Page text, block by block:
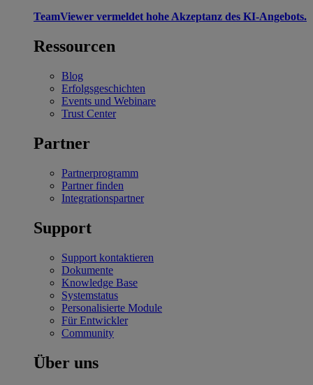
TeamViewer vermeldet hohe Akzeptanz des KI-Angebots.
Ressourcen
Blog
Erfolgsgeschichten
Events und Webinare
Trust Center
Partner
Partnerprogramm
Partner finden
Integrationspartner
Support
Support kontaktieren
Dokumente
Knowledge Base
Systemstatus
Personalisierte Module
Für Entwickler
Community
Über uns